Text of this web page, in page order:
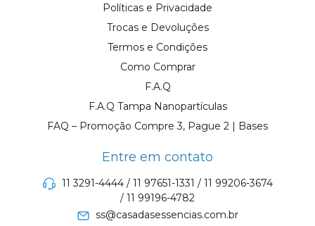
Políticas e Privacidade
Trocas e Devoluções
Termos e Condições
Como Comprar
F.A.Q
F.A.Q Tampa Nanopartículas
FAQ – Promoção Compre 3, Pague 2 | Bases
Entre em contato
11 3291-4444 / 11 97651-1331 / 11 99206-3674
/ 11 99196-4782
ss@casadasessencias.com.br